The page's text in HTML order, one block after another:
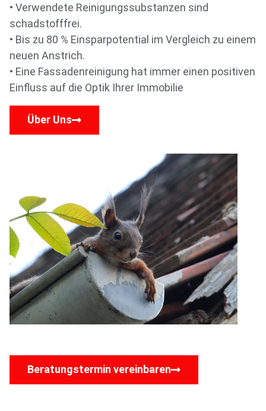
• Verwendete Reinigungssubstanzen sind
schadstofffrei.
• Bis zu 80 % Einsparpotential im Vergleich zu einem
neuen Anstrich.
• Eine Fassadenreinigung hat immer einen positiven
Einfluss auf die Optik Ihrer Immobilie
Über Uns
Beratungstermin vereinbaren